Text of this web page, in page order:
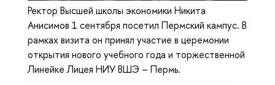
Ректор Высшей школы экономики Никита
Анисимов 1 сентября посетил Пермский кампус. В
рамках визита он принял участие в церемонии
открытия нового учебного года и торжественной
Линейке Лицея НИУ ВШЭ – Пермь.